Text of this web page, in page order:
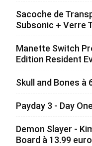
Sacoche de
Subsonic + Verre
Manette Switch
Edition Resident
Skull and Bones à
Payday 3 - Day
Demon Slayer -
Board à 13.99